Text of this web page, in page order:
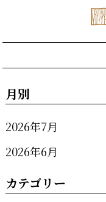
月別
2026年7月
2026年6月
カテゴリー